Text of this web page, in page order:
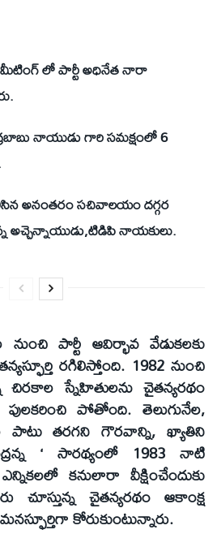
లో పార్టీ అధినేత నారా
నాయుడు గారి సమక్షంలో 6
అనంతరం సచివాలయం దగ్గర
నాయకులు.
నుంచి పార్టీ ఆవిర్భావ వేడుకలకు
రగిలిస్తోంది. 1982 నుంచి
చిరకాల స్నేహితులను చైతన్యరథం
పోతోంది. తెలుగునేల,
పాటు తరగని గౌరవాన్ని, ఖ్యాతిని
‘ సారథ్యంలో 1983 నాటి
కనులారా వీక్షించేందుకు
చూస్తున్న చైతన్యరథం ఆకాంక్ష
కోరుకుంటున్నారు.